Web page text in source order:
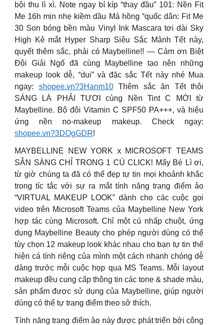
bội thu lì xì. Note ngay bí kíp “thay đầu” 101: Nền Fit
Me 16h mịn nhẹ kiềm dầu Má hồng “quốc dân: Fit Me
30 Son bóng bền màu Vinyl Ink Mascara tơi dài Sky
High Kẻ mắt Hyper Sharp Siêu Sắc Mảnh Tết này,
quyết thêm sắc, phải có Maybelline!! — Cảm ơn Biệt
Đội Giải Ngố đã cùng Maybelline tạo nên những
makeup look dễ, “dui” và đặc sắc Tết này nhé Mua
ngay: shopee.vn?3Hanm10Thêm sắc ăn Tết thôi
SÁNG LÀ PHẢI TƯƠI cùng Nền Tint C MỚI từ
Maybelline. Bộ đôi Vitamin C SPF50 PA+++, và hiệu
ứng nền no-makeup makeup. Check ngay:
shopee.vn?3DOgGDR!
MAYBELLINE NEW YORK x MICROSOFT TEAMS
SẴN SÀNG CHỈ TRONG 1 CÚ CLICK! Mấy Bé Lì ơi,
từ giờ chúng ta đã có thể đẹp tự tin mọi khoảnh khắc
trong tíc tắc với sự ra mắt tính năng trang điểm ảo
“VIRTUAL MAKEUP LOOK” dành cho các cuộc gọi
video trên Microsoft Teams của Maybelline New York
hợp tác cùng Microsoft. Chỉ một cú nhấp chuột, ứng
dụng Maybelline Beauty cho phép người dùng có thể
tùy chọn 12 makeup look khác nhau cho bạn tự tin thể
hiện cá tính riêng của mình một cách nhanh chóng dễ
dàng trước mỗi cuộc họp qua MS Teams. Mỗi layout
makeup đều cung cấp thông tin các tone & shade màu,
sản phẩm được sử dụng của Maybelline, giúp người
dùng có thể tự trang điểm theo sở thích.
Tính năng trang điểm ảo này được phát triển bởi công